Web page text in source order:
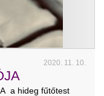
2020. 11. 10.
hideg fűtőtest